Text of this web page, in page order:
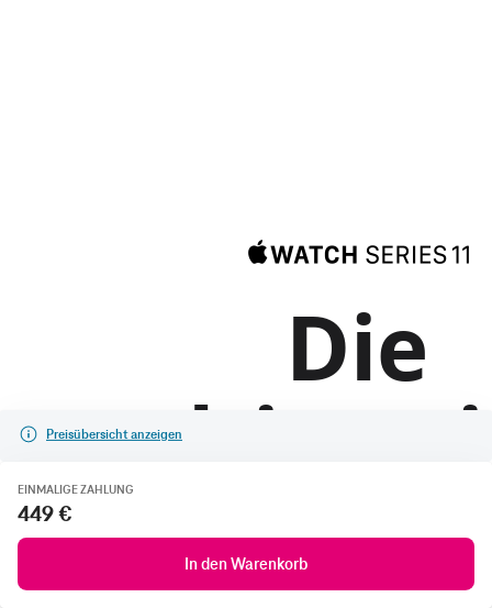
Preisübersicht anzeigen
EINMALIGE ZAHLUNG
449 €
In den Warenkorb